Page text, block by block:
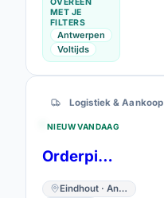
OVEREEN
MET JE
FILTERS
Antwerpen
Voltijds
Logistiek & Aankoop
NIEUW VANDAAG
Orderpicker - 2 ploegen
Eindhout · Antwerpen